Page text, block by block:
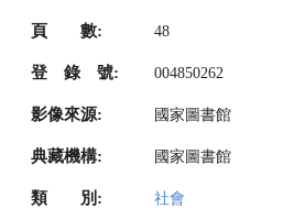
頁 數: 48
登 錄 號: 004850262
影像來源: 國家圖書館
典藏機構: 國家圖書館
類 別: 社會